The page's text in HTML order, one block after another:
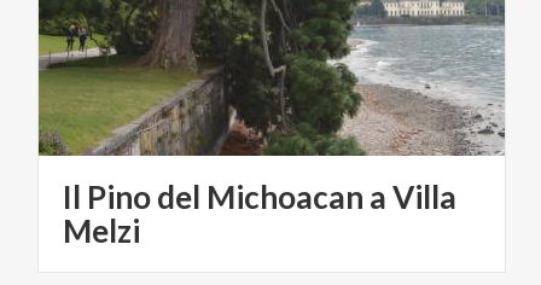
Il Pino del Michoacan a Villa
Melzi